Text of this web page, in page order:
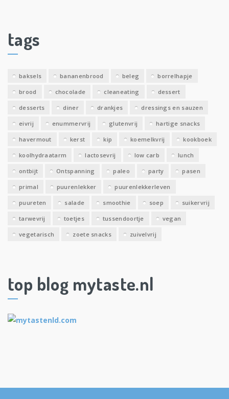
e
v
tags
baksels bananenbrood beleg borrelhapje
brood chocolade cleaneating dessert
desserts diner drankjes dressings en sauzen
eivrij enummervrij glutenvrij hartige snacks
havermout kerst kip koemelkvrij kookboek
koolhydraatarm lactosevrij low carb lunch
ontbijt Ontspanning paleo party pasen
primal puurenlekker puurenlekkerleven
puureten salade smoothie soep suikervrij
tarwevrij toetjes tussendoortje vegan
vegetarisch zoete snacks zuivelvrij
top blog mytaste.nl